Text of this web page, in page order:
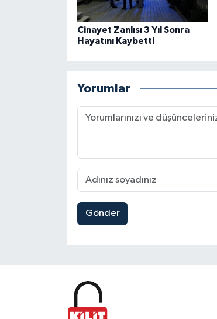
Cinayet Zanlısı 3 Yıl Sonra
Hayatını Kaybetti
Yorumlar
Gönder